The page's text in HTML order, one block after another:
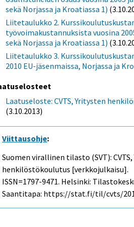
sekä Norjassa ja Kroatiassa 1)
Liitetaulukko 2.
työvoimakustannuksista vuosina
sekä Norjassa ja Kroatiassa 1)
Liitetaulukko 3.
2010 EU-jäsenmaissa, Norjassa ja
Laatuseloste: CVTS, Yritysten
(3.10.2013)
Viittausohje:
Suomen virallinen tilasto (SVT):
henkilöstökoulutus [verkkojulkaisu].
ISSN=1797-9471. Helsinki:
Saantitapa: https://stat.fi/til/cvts/